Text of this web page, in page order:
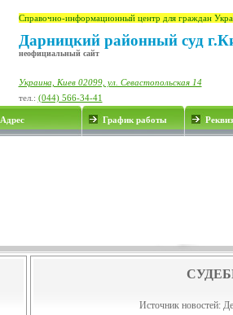
Справочно-информационный центр для граждан
Дарницкий районный суд
неофициальный сайт
Украина, Киев 02099, ул. Севастопольская 14
тел.: (044) 566-34-41
Адрес График работы
Источник новостей: